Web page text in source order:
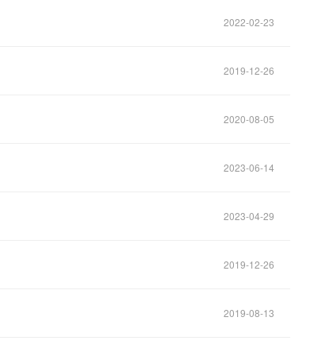
2022-02-23
2019-12-26
2020-08-05
2023-06-14
2023-04-29
2019-12-26
2019-08-13